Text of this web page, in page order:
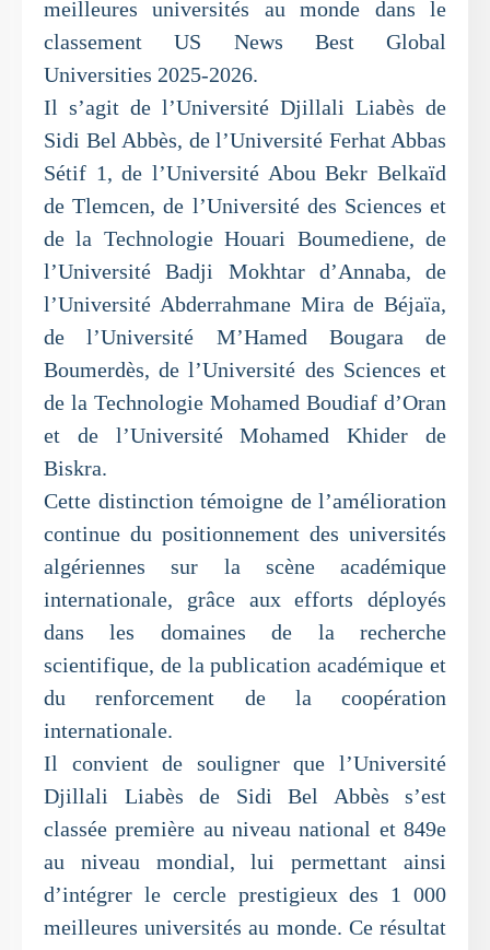
meilleures universités au monde dans le
classement US News Best Global
Universities 2025-2026.
Il s’agit de l’Université Djillali Liabès de
Sidi Bel Abbès, de l’Université Ferhat Abbas
Sétif 1, de l’Université Abou Bekr Belkaïd
de Tlemcen, de l’Université des Sciences et
de la Technologie Houari Boumediene, de
l’Université Badji Mokhtar d’Annaba, de
l’Université Abderrahmane Mira de Béjaïa,
de l’Université M’Hamed Bougara de
Boumerdès, de l’Université des Sciences et
de la Technologie Mohamed Boudiaf d’Oran
et de l’Université Mohamed Khider de
Biskra.
Cette distinction témoigne de l’amélioration
continue du positionnement des universités
algériennes sur la scène académique
internationale, grâce aux efforts déployés
dans les domaines de la recherche
scientifique, de la publication académique et
du renforcement de la coopération
internationale.
Il convient de souligner que l’Université
Djillali Liabès de Sidi Bel Abbès s’est
classée première au niveau national et 849e
au niveau mondial, lui permettant ainsi
d’intégrer le cercle prestigieux des 1 000
meilleures universités au monde. Ce résultat